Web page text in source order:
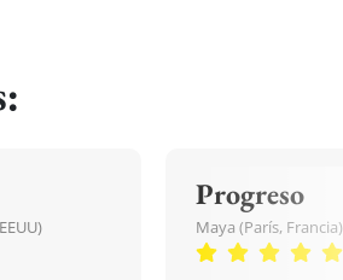
Progreso
Maya (París, Francia)